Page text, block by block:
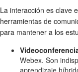
La interacción es clave
herramientas de
para mantener a los
Webex. Son